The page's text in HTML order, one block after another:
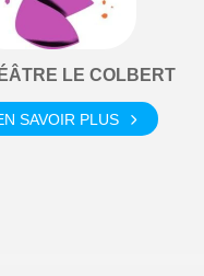
LE COLBERT
SAVOIR PLUS